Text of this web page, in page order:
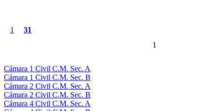
1
31
1
Cámara 1 Civil C.M. Sec. A
Cámara 1 Civil C.M. Sec. B
Cámara 2 Civil C.M. Sec. A
Cámara 2 Civil C.M. Sec. B
Cámara 4 Civil C.M. Sec. A